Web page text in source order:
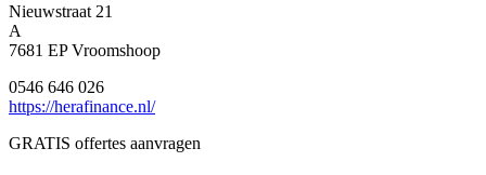
Nieuwstraat 21
A
7681 EP Vroomshoop
0546 646 026
https://herafinance.nl/
GRATIS offertes aanvragen